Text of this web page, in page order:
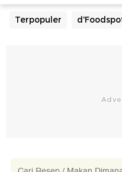
Terpopuler